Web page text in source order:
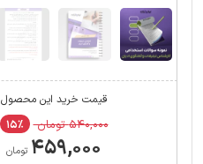
قیمت خرید این محصول
۵۴۰,۰۰۰ تومان ۱۵٪
۴۵۹,۰۰۰ تومان